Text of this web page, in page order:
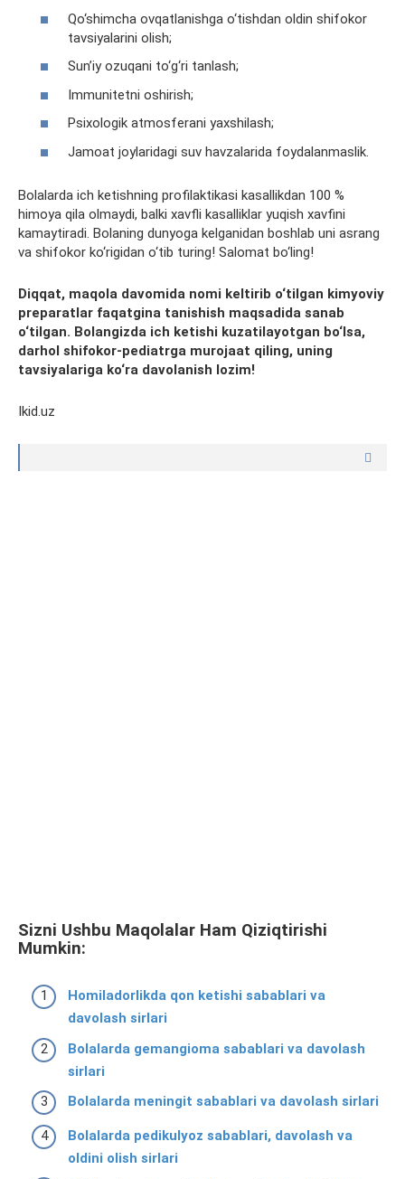
Qo‘shimcha ovqatlanishga o‘tishdan oldin shifokor
tavsiyalarini olish;
Sun’iy ozuqani to‘g‘ri tanlash;
Immunitetni oshirish;
Psixologik atmosferani yaxshilash;
Jamoat joylaridagi suv havzalarida foydalanmaslik.
Bolalarda ich ketishning profilaktikasi kasallikdan 100 %
himoya qila olmaydi, balki xavfli kasalliklar yuqish xavfini
kamaytiradi. Bolaning dunyoga kelganidan boshlab uni asrang
va shifokor ko‘rigidan o‘tib turing! Salomat bo‘ling!
Diqqat, maqola davomida nomi keltirib o‘tilgan kimyoviy
preparatlar faqatgina tanishish maqsadida sanab
o‘tilgan. Bolangizda ich ketishi kuzatilayotgan bo‘lsa,
darhol shifokor-pediatrga murojaat qiling, uning
tavsiyalariga ko‘ra davolanish lozim!
Ikid.uz
Sizni Ushbu Maqolalar Ham Qiziqtirishi
Mumkin:
Homiladorlikda qon ketishi sabablari va
davolash sirlari
Bolalarda gemangioma sabablari va davolash
sirlari
Bolalarda meningit sabablari va davolash sirlari
Bolalarda pedikulyoz sabablari, davolash va
oldini olish sirlari